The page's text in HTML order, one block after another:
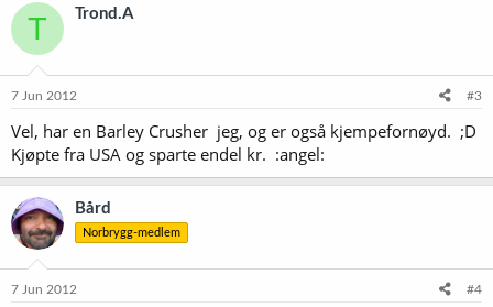
T Trond.A
7 Jun 2012 #3
Vel, har en Barley Crusher jeg, og er også kjempefornøyd. ;D
Kjøpte fra USA og sparte endel kr. :angel:
Bård
Norbrygg-medlem
7 Jun 2012 #4